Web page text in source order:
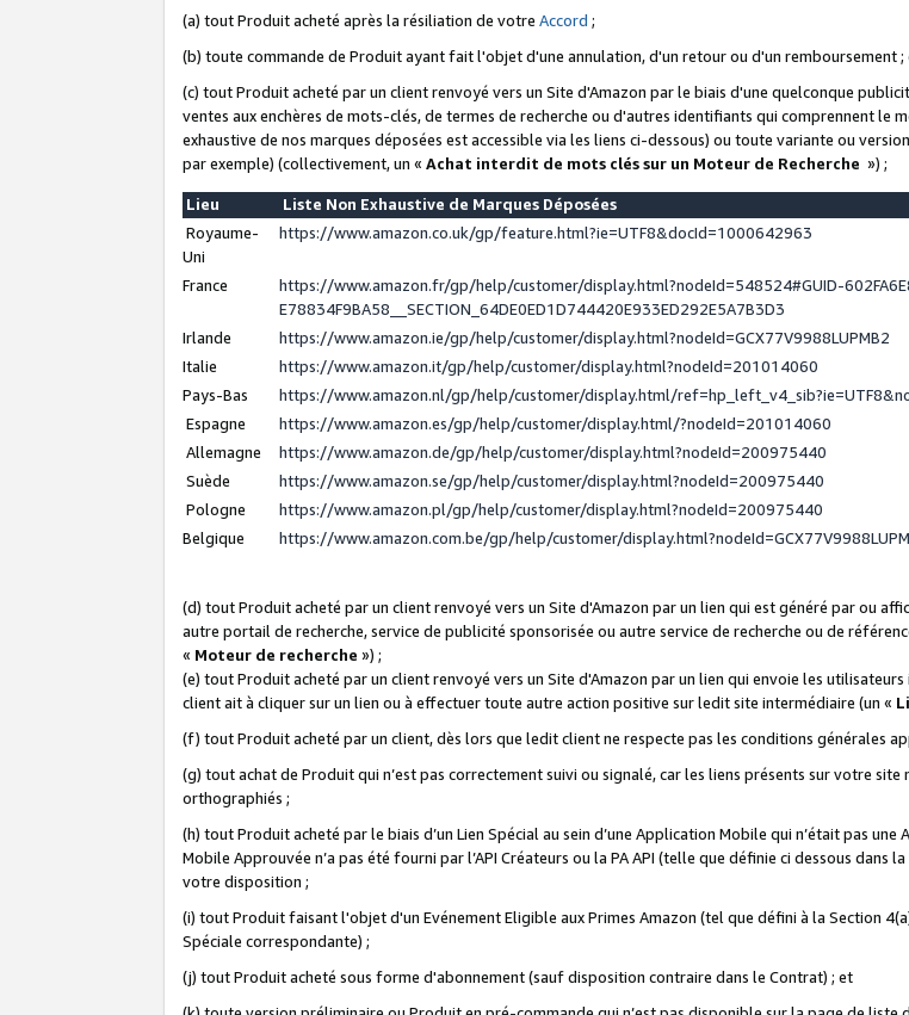
(a) tout Produit acheté après la résiliation de votre Accord ;
(b) toute commande de Produit ayant fait l'objet d'une annulation, d'un retour ou d'un remboursement ;
(c) tout Produit acheté par un client renvoyé vers un Site d'Amazon par le biais d'une quelconque
ventes aux enchères de mots-clés, de termes de recherche ou d'autres identifiants qui comprennent le
exhaustive de nos marques déposées est accessible via les liens ci-dessous) ou toute variante ou
par exemple) (collectivement, un « Achat interdit de mots clés sur un Moteur de Recherche ») ;
Lieu
Liste Non Exhaustive de Marques Déposées
Royaume-
Uni
https://www.amazon.co.uk/gp/feature.html?ie=UTF8&docId=1000642963
France
https://www.amazon.fr/gp/help/customer/display.html?nodeId=548524#GUID-
E78834F9BA58__SECTION_64DE0ED1D744420E933ED292E5A7B3D3
Irlande
https://www.amazon.ie/gp/help/customer/display.html?nodeId=GCX77V9988LUPMB2
Italie
https://www.amazon.it/gp/help/customer/display.html?nodeId=201014060
Pays-Bas
https://www.amazon.nl/gp/help/customer/display.html/
Espagne
https://www.amazon.es/gp/help/customer/display.html/?nodeId=201014060
Allemagne
https://www.amazon.de/gp/help/customer/display.html?nodeId=200975440
Suède
https://www.amazon.se/gp/help/customer/display.html?nodeId=200975440
Pologne
https://www.amazon.pl/gp/help/customer/display.html?nodeId=200975440
Belgique
https://www.amazon.com.be/gp/help/customer/
(d) tout Produit acheté par un client renvoyé vers un Site d'Amazon par un lien qui est généré par ou
autre portail de recherche, service de publicité sponsorisée ou autre service de recherche ou de
« Moteur de recherche ») ;
(e) tout Produit acheté par un client renvoyé vers un Site d'Amazon par un lien qui envoie les
client ait à cliquer sur un lien ou à effectuer toute autre action positive sur ledit site intermédiaire (un «
(f) tout Produit acheté par un client, dès lors que ledit client ne respecte pas les conditions générales
(g) tout achat de Produit qui n’est pas correctement suivi ou signalé, car les liens présents sur votre
orthographiés ;
(h) tout Produit acheté par le biais d’un Lien Spécial au sein d’une Application Mobile qui n’était pas
Mobile Approuvée n’a pas été fourni par l’API Créateurs ou la PA API (telle que définie ci dessous dans
votre disposition ;
(i) tout Produit faisant l'objet d'un Evénement Eligible aux Primes Amazon (tel que défini à la Section
Spéciale correspondante) ;
(j) tout Produit acheté sous forme d'abonnement (sauf disposition contraire dans le Contrat) ; et